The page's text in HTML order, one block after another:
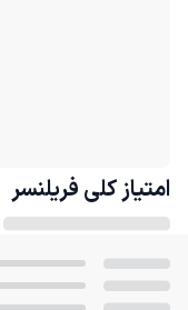
امتیاز کلی فریلنسر